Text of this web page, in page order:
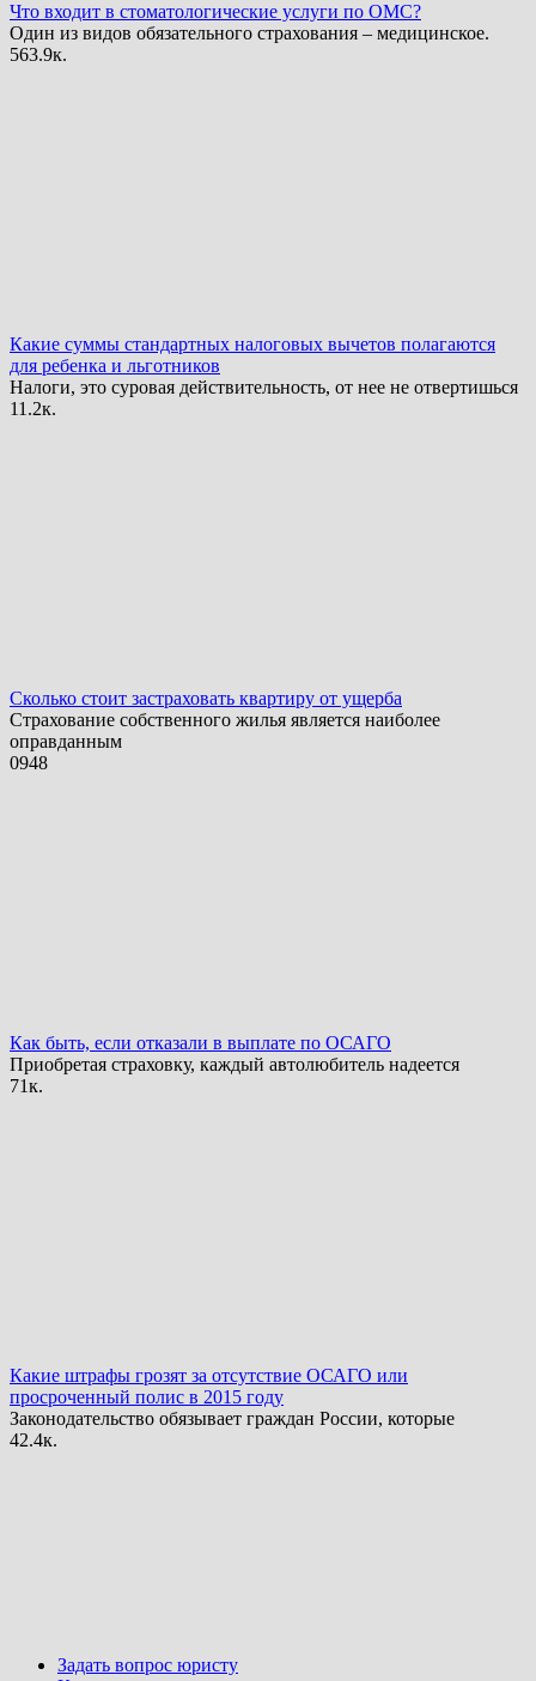
Что входит в стоматологические услуги по ОМС?
Один из видов обязательного страхования – медицинское.
563.9к.
Какие суммы стандартных налоговых вычетов полагаются
для ребенка и льготников
Налоги, это суровая действительность, от нее не отвертишься
11.2к.
Сколько стоит застраховать квартиру от ущерба
Страхование собственного жилья является наиболее
оправданным
0948
Как быть, если отказали в выплате по ОСАГО
Приобретая страховку, каждый автолюбитель надеется
71к.
Какие штрафы грозят за отсутствие ОСАГО или
просроченный полис в 2015 году
Законодательство обязывает граждан России, которые
42.4к.
Задать вопрос юристу